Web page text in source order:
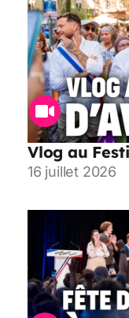
Vlog au
16 juillet 2026